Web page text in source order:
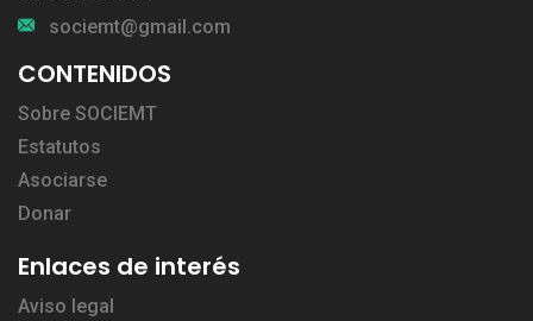
sociemt@gmail.com
CONTENIDOS
Sobre SOCIEMT
Estatutos
Asociarse
Donar
Enlaces de interés
Aviso legal